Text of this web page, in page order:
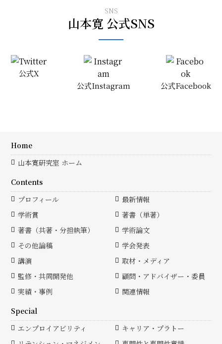
SNS
山本寛 公式SNS
公式X
公式Instagram
公式Facebook
Home
山本寛研究室 ホーム
Contents
プロフィール
最新情報
学術賞
著書（単著）
著書（共著・分担執筆）
学術論文
その他論稿
学会発表
講演
取材・メディア
監修・共同開発他
顧問・アドバイザー・委員
実績・事例
関連情報
Special
エンプロイアビリティ
キャリア・プラトー